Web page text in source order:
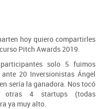
hoy quiero compartirles
Pitch Awards 2019.
solo 5 fuimos
20 Inversionistas Ángel
sería la ganadora. Nos tocó
otras 4 startups (todas
ya muy alto.